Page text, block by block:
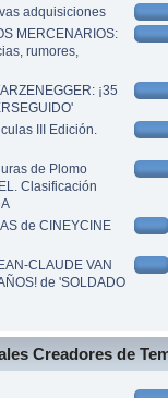
adquisiciones
MERCENARIOS:
rumores,
¡35
III Edición.
de Plomo
Clasificación
de CINEYCINE
CLAUDE VAN
de 'SOLDADO
Creadores de